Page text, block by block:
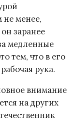
менее,
заранее
медленные
тем, что в его
рука.
внимание
на других